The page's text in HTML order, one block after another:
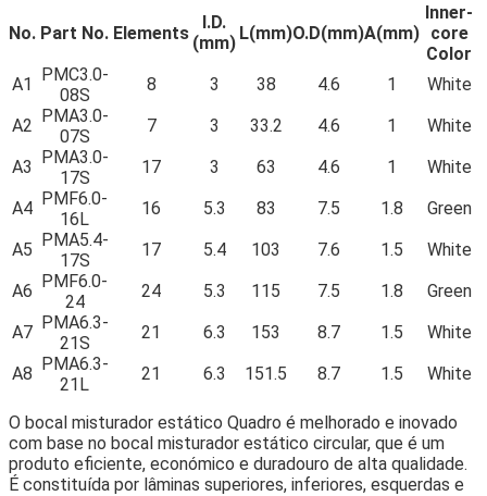
No. Part No. Elements
I.D.
(mm) L(mm)O.D(mm)A(mm)
Inner-
core
Color
A1 PMC3.0-
08S
8 3 38 4.6 1
White
A2 PMA3.0-
07S
7 3 33.2 4.6 1
White
A3 PMA3.0-
17S
17 3 63 4.6 1
White
A4 PMF6.0-
16L
16 5.3 83 7.5 1.8
Green
A5 PMA5.4-
17S
17 5.4 103 7.6 1.5
White
A6 PMF6.0-
24
24 5.3 115 7.5 1.8
Green
A7 PMA6.3-
21S
21 6.3 153 8.7 1.5
White
A8 PMA6.3-
21L
21 6.3 151.5 8.7 1.5 White
O bocal misturador estático Quadro é melhorado e inovado
com base no bocal misturador estático circular, que é um
produto eficiente, económico e duradouro de alta qualidade.
É constituída por lâminas superiores, inferiores, esquerdas e